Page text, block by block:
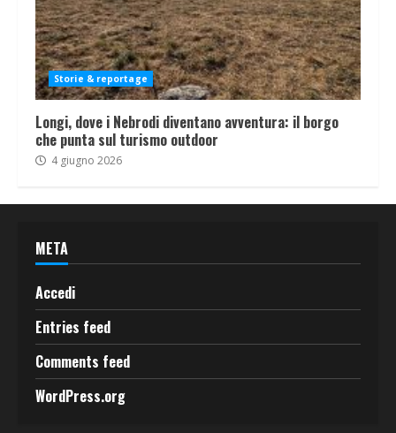
Storie & reportage
Longi, dove i Nebrodi diventano avventura: il borgo
che punta sul turismo outdoor
4 giugno 2026
META
Accedi
Entries feed
Comments feed
WordPress.org